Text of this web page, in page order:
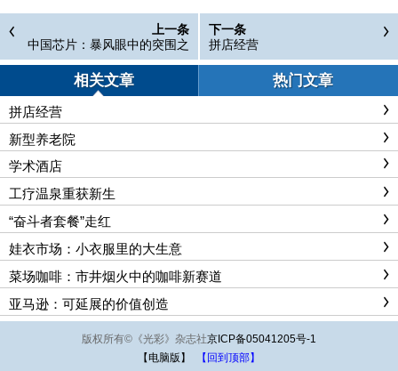
上一条
中国芯片：暴风眼中的突围之
战
下一条
拼店经营
相关文章 热门文章
拼店经营
新型养老院
学术酒店
工疗温泉重获新生
“奋斗者套餐”走红
娃衣市场：小衣服里的大生意
菜场咖啡：市井烟火中的咖啡新赛道
亚马逊：可延展的价值创造
版权所有© 《光彩》杂志社京ICP备05041205号-1
【电脑版】
【回到顶部】